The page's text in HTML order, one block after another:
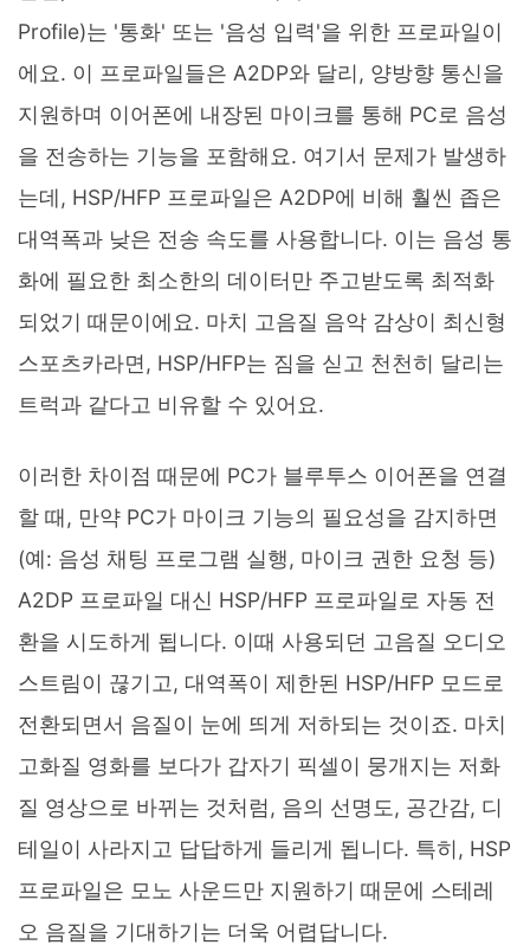
Profile)는 '통화' 또는 '음성 입력'을 위한 프로파일이
에요. 이 프로파일들은 A2DP와 달리, 양방향 통신을
지원하며 이어폰에 내장된 마이크를 통해 PC로 음성
을 전송하는 기능을 포함해요. 여기서 문제가 발생하
는데, HSP/HFP 프로파일은 A2DP에 비해 훨씬 좁은
대역폭과 낮은 전송 속도를 사용합니다. 이는 음성 통
화에 필요한 최소한의 데이터만 주고받도록 최적화
되었기 때문이에요. 마치 고음질 음악 감상이 최신형
스포츠카라면, HSP/HFP는 짐을 싣고 천천히 달리는
트럭과 같다고 비유할 수 있어요.
이러한 차이점 때문에 PC가 블루투스 이어폰을 연결
할 때, 만약 PC가 마이크 기능의 필요성을 감지하면
(예: 음성 채팅 프로그램 실행, 마이크 권한 요청 등)
A2DP 프로파일 대신 HSP/HFP 프로파일로 자동 전
환을 시도하게 됩니다. 이때 사용되던 고음질 오디오
스트림이 끊기고, 대역폭이 제한된 HSP/HFP 모드로
전환되면서 음질이 눈에 띄게 저하되는 것이죠. 마치
고화질 영화를 보다가 갑자기 픽셀이 뭉개지는 저화
질 영상으로 바뀌는 것처럼, 음의 선명도, 공간감, 디
테일이 사라지고 답답하게 들리게 됩니다. 특히, HSP
프로파일은 모노 사운드만 지원하기 때문에 스테레
오 음질을 기대하기는 더욱 어렵답니다.